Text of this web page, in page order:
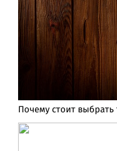
Почему стоит